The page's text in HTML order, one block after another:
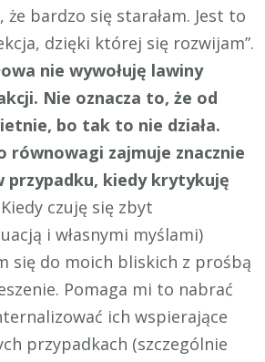
bardzo się starałam. Jest to
dzięki której się rozwijam”.
nie wywołuję lawiny
Nie oznacza to, że od
bo tak to nie działa.
równowagi zajmuje znacznie
przypadku, kiedy krytykuję
Kiedy czuję się zbyt
i własnymi myślami)
się do moich bliskich z prośbą
Pomaga mi to nabrać
ich wspierające
przypadkach (szczególnie